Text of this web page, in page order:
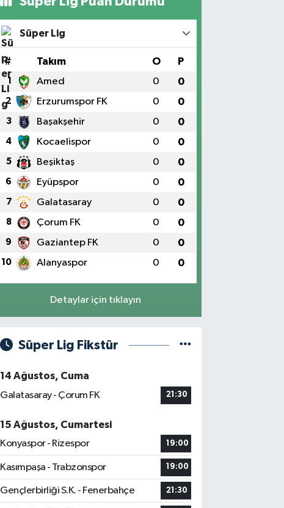
Süper Lig
# Takım O P
1 Amed 0 0
2 Erzurumspor FK 0 0
3 Başakşehir 0 0
4 Kocaelispor 0 0
5 Beşiktaş 0 0
6 Eyüpspor 0 0
7 Galatasaray 0 0
8 Çorum FK 0 0
9 Gaziantep FK 0 0
10 Alanyaspor 0 0
Detaylar için tıklayın
Süper Lig Fikstür
14 Ağustos, Cuma
Galatasaray - Çorum FK
21:30
15 Ağustos, Cumartesi
Konyaspor - Rizespor
19:00
Kasımpaşa - Trabzonspor 19:00
Gençlerbirliği S.K. - Fenerbahçe 21:30